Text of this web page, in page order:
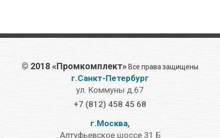
© 2018 «Промкомплект» Все права защищены
г.Санкт-Петербург
ул. Коммуны д.67
+7 (812) 458 45 68
г.Москва,
Алтуфьевское шоссе 31 Б